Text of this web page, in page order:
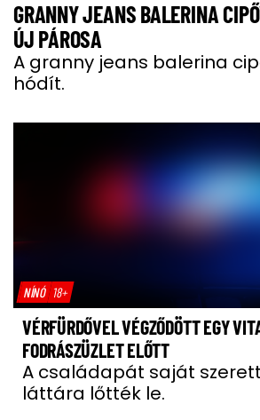
GRANNY JEANS BALERINA
ÚJ PÁROSA
A granny jeans balerina
hódít.
NÍNÓ 18+
VÉRFÜRDŐVEL VÉGZŐDÖTT EGY
FODRÁSZÜZLET ELŐTT
A családapát saját
láttára lőtték le.